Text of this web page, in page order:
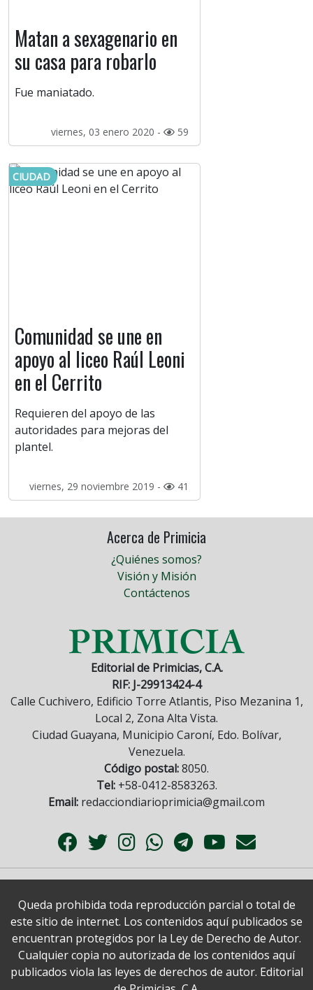
Matan a sexagenario en
su casa para robarlo
Fue maniatado.
viernes, 03 enero 2020 - 59
CIUDAD
Comunidad se une en
apoyo al liceo Raúl Leoni
en el Cerrito
Requieren del apoyo de las
autoridades para mejoras del
plantel.
viernes, 29 noviembre 2019 - 41
Acerca de Primicia
¿Quiénes somos?
Visión y Misión
Contáctenos
Editorial de Primicias, C.A.
RIF: J-29913424-4
Calle Cuchivero, Edificio Torre Atlantis, Piso Mezanina 1,
Local 2, Zona Alta Vista.
Ciudad Guayana, Municipio Caroní, Edo. Bolívar,
Venezuela.
Código postal:8050.
Tel:+58-0412-8583263.
Email: redacciondiarioprimicia@gmail.com
Queda prohibida toda reproducción parcial o total de
este sitio de internet. Los contenidos aquí publicados se
encuentran protegidos por la Ley de Derecho de Autor.
Cualquier copia no autorizada de los contenidos aquí
publicados viola las leyes de derechos de autor. Editorial